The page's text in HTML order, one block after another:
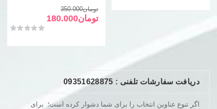
تومان350.000قیمت
اصلی
تومان350.000
تومان180.000
قیمت
فعلی
تومان180.000
امتیاز0از 5
دریافت سفارشات تلفنی : 09351628875
اگر تنوع عناوین انتخاب را برای شما دشوار کرده است؛ برای